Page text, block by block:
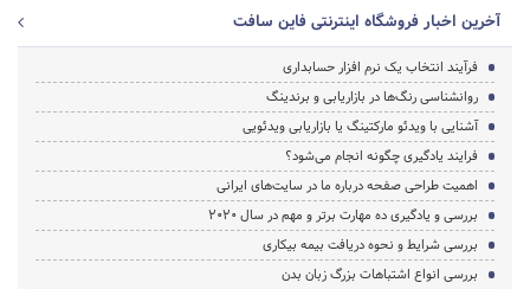
آخرین اخبار فروشگاه اینترنتی فاین سافت
فرآیند انتخاب یک نرم افزار حسابداری
روانشناسی رنگ‌ها در بازاریابی و برندینگ
آشنایی با ویدئو مارکتینگ یا بازاریابی ویدئویی
فرایند یادگیری چگونه انجام می‌شود؟
اهمیت طراحی صفحه درباره ما در سایت‌های ایرانی
بررسی و یادگیری ده مهارت برتر و مهم در سال 2020
بررسی شرایط و نحوه دریافت بیمه بیکاری
بررسی انواع اشتباهات بزرگ زبان بدن